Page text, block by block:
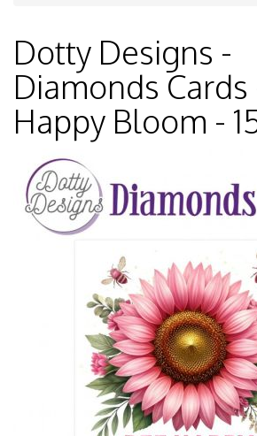
Dotty Designs -
Diamonds Cards
Happy Bloom -